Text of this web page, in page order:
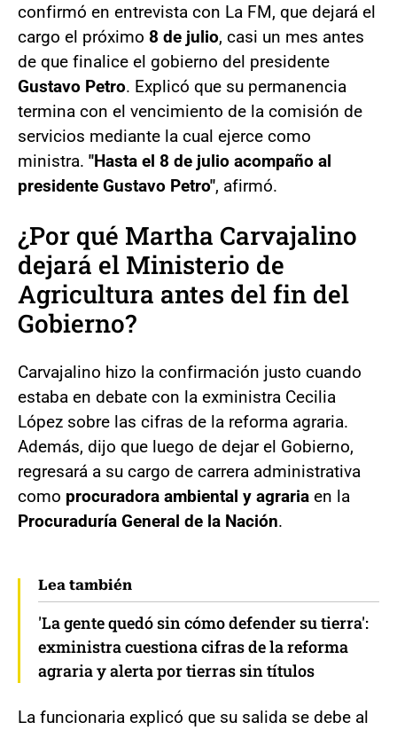
confirmó en entrevista con La FM, que dejará el
cargo el próximo 8 de julio, casi un mes antes
de que finalice el gobierno del presidente
Gustavo Petro. Explicó que su permanencia
termina con el vencimiento de la comisión de
servicios mediante la cual ejerce como
ministra. "Hasta el 8 de julio acompaño al
presidente Gustavo Petro", afirmó.
¿Por qué Martha Carvajalino
dejará el Ministerio de
Agricultura antes del fin del
Gobierno?
Carvajalino hizo la confirmación justo cuando
estaba en debate con la exministra Cecilia
López sobre las cifras de la reforma agraria.
Además, dijo que luego de dejar el Gobierno,
regresará a su cargo de carrera administrativa
como procuradora ambiental y agraria en la
Procuraduría General de la Nación.
Lea también
'La gente quedó sin cómo defender su tierra':
exministra cuestiona cifras de la reforma
agraria y alerta por tierras sin títulos
La funcionaria explicó que su salida se debe al